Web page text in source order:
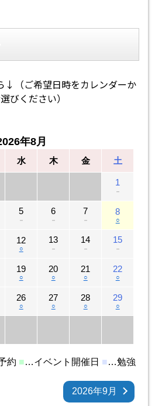
↓（ご希望日時をカレンダーか
びください）
年8月
水 木 金 土
1
－
5
－
6
－
7
－
8
○
12
○
13
－
14
－
15
－
19
○
20
○
21
○
22
○
26
○
27
○
28
○
29
○
約 ■…イベント開催日 ■…勉強
2026年9月